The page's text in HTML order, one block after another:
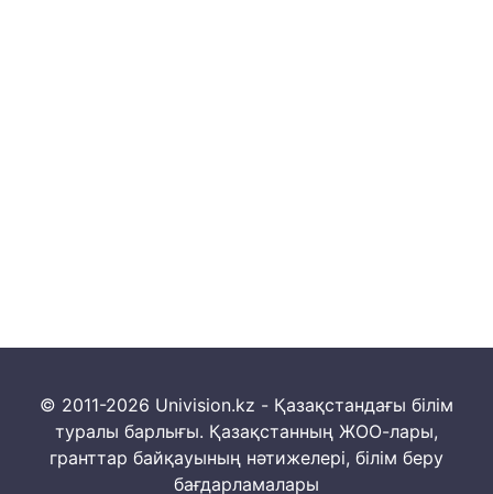
© 2011-2026 Univision.kz - Қазақстандағы білім
туралы барлығы. Қазақстанның ЖОО-лары,
гранттар байқауының нәтижелері, білім беру
бағдарламалары